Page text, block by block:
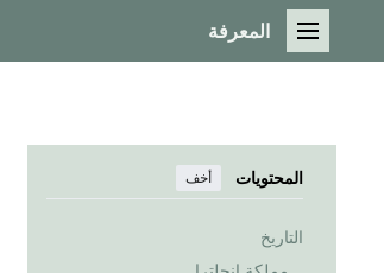
القائمة الرئيسية
المعرفة
المحتويات أخف
التاريخ